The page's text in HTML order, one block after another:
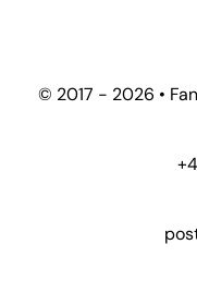
© 2017 - 2026 •